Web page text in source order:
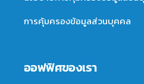
การคุ้มครองข้อมูลส่วนบุคคล
ออฟฟิศของเรา